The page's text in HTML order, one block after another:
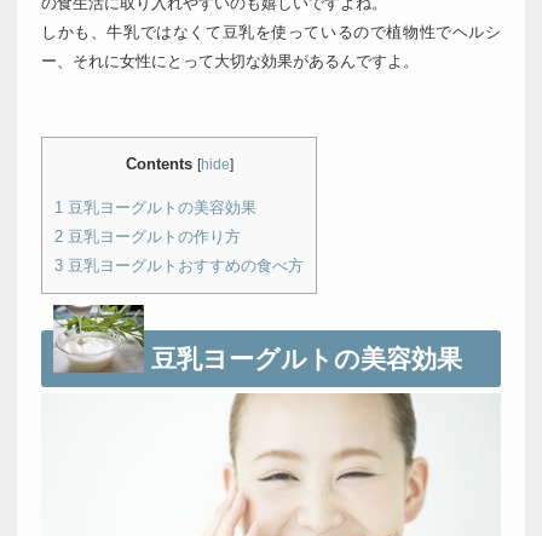
しかも、牛乳ではなくて豆乳を使っているので植物性でヘルシ
ー、それに女性にとって大切な効果があるんですよ。
Contents [hide]
1 豆乳ヨーグルトの美容効果
2 豆乳ヨーグルトの作り方
3 豆乳ヨーグルトおすすめの食べ方
豆乳ヨーグルトの美容効果